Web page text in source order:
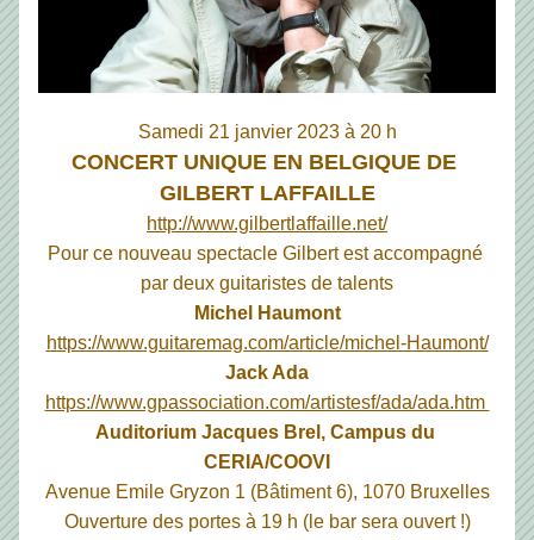
Samedi 21 janvier 2023 à 20 h
CONCERT UNIQUE EN BELGIQUE DE
GILBERT LAFFAILLE
http://www.gilbertlaffaille.net/
Pour ce nouveau spectacle Gilbert est accompagné
par deux guitaristes de talents
Michel Haumont
https://www.guitaremag.com/article/michel-Haumont/
Jack Ada
https://www.gpassociation.com/artistesf/ada/ada.htm
Auditorium Jacques Brel, Campus du
CERIA/COOVI
Avenue Emile Gryzon 1 (Bâtiment 6), 1070 Bruxelles
Ouverture des portes à 19 h (le bar sera ouvert !)